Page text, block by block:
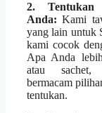
2. Tentukan
Anda: Kami
yang lain untuk
kami cocok
Apa Anda
atau sachet,
bermacam
tentukan.